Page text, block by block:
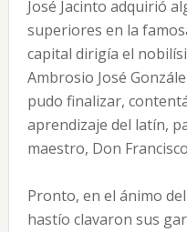
José Jacinto adquirió
superiores en la
capital dirigía el
Ambrosio José
pudo finalizar,
aprendizaje del latín,
maestro, Don
Pronto, en el ánimo
hastío clavaron sus